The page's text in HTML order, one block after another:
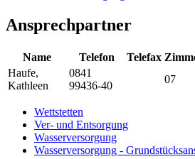
Ansprechpartner
Name Telefon Telefax
Haufe,
Kathleen
0841
99436-40
07
Wettstetten
Ver- und Entsorgung
Wasserversorgung
Wasserversorgung -